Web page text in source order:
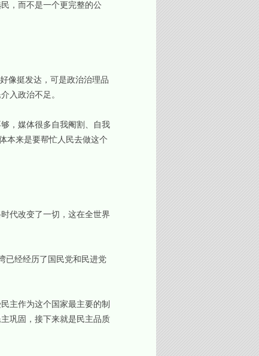
，而不是一个更完整的公
像挺发达，可是政治治理品
入政治不足。
，媒体很多自我阉割、自我
本来是要帮忙人民去做这个
代改变了一切，这在全世界
已经经历了国民党和民进党
主作为这个国家最主要的制
巩固，接下来就是民主品质